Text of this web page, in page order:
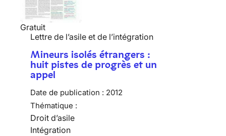
Gratuit
Lettre de l’asile et de l’intégration
Mineurs isolés étrangers :
huit pistes de progrès et un
appel
Date de publication : 2012
Thématique :
Droit d’asile
Intégration